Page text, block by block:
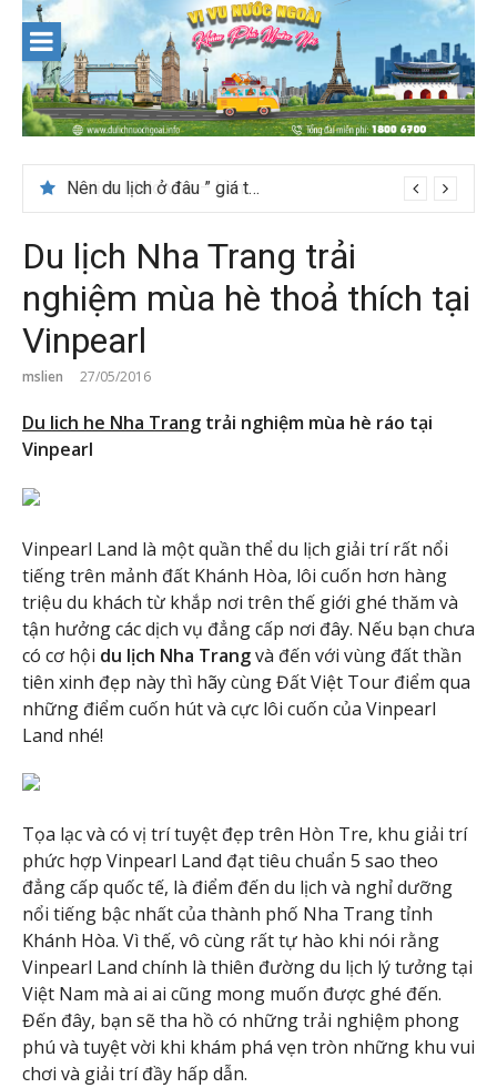
content
Nên du lịch ở đâu ” giá tốt” dịp lễ quốc khánh 2/9
Du lịch Nha Trang trải
nghiệm mùa hè thoả thích tại
Vinpearl
mslien 27/05/2016
Du lich he Nha Trang trải nghiệm mùa hè ráo tại
Vinpearl
Vinpearl Land là một quần thể du lịch giải trí rất nổi
tiếng trên mảnh đất Khánh Hòa, lôi cuốn hơn hàng
triệu du khách từ khắp nơi trên thế giới ghé thăm và
tận hưởng các dịch vụ đẳng cấp nơi đây. Nếu bạn chưa
có cơ hội du lịch Nha Trangvà đến với vùng đất thần
tiên xinh đẹp này thì hãy cùng Đất Việt Tour điểm qua
những điểm cuốn hút và cực lôi cuốn của Vinpearl
Land nhé!
Tọa lạc và có vị trí tuyệt đẹp trên Hòn Tre, khu giải trí
phức hợp Vinpearl Land đạt tiêu chuẩn 5 sao theo
đẳng cấp quốc tế, là điểm đến du lịch và nghỉ dưỡng
nổi tiếng bậc nhất của thành phố Nha Trang tỉnh
Khánh Hòa. Vì thế, vô cùng rất tự hào khi nói rằng
Vinpearl Land chính là thiên đường du lịch lý tưởng tại
Việt Nam mà ai ai cũng mong muốn được ghé đến.
Đến đây, bạn sẽ tha hồ có những trải nghiệm phong
phú và tuyệt vời khi khám phá vẹn tròn những khu vui
chơi và giải trí đầy hấp dẫn.